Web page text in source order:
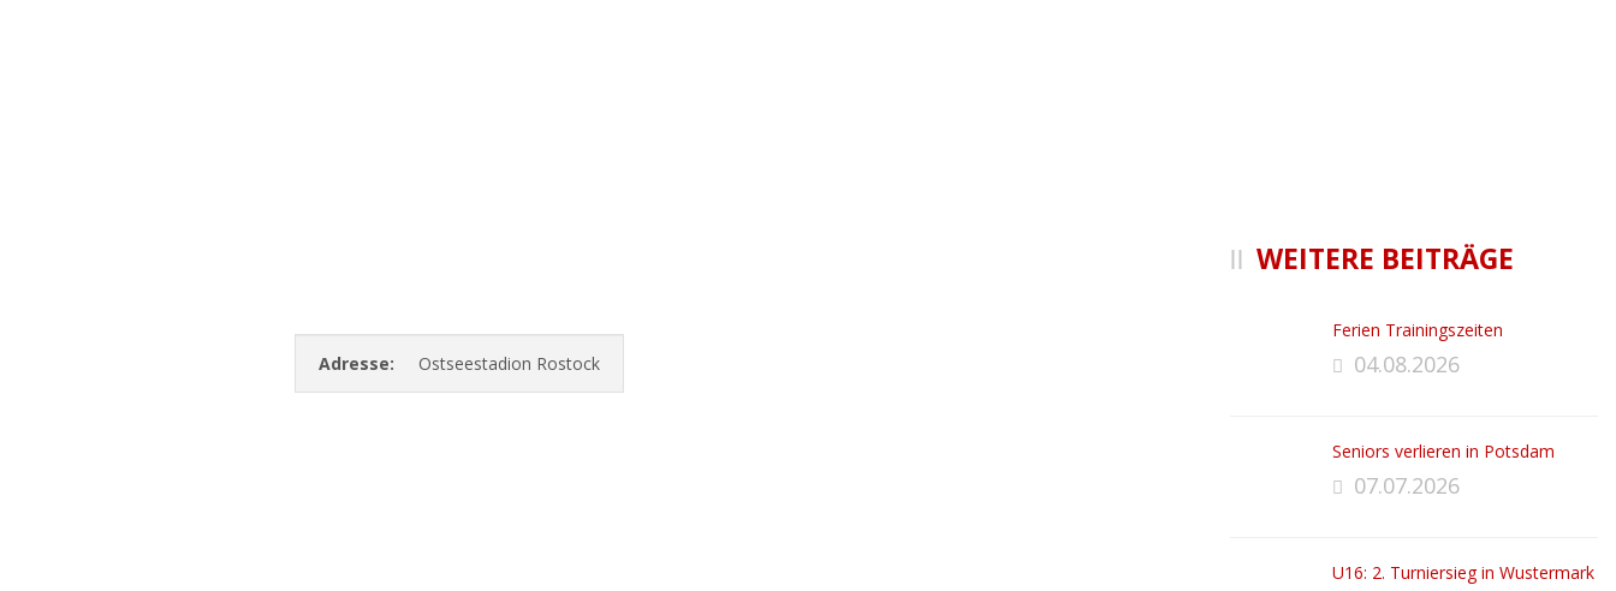
Adresse: Ostseestadion Rostock
WEITERE BEITRÄGE
Ferien Trainingszeiten
04.08.2026
Seniors verlieren in Potsdam
07.07.2026
U16: 2. Turniersieg in Wustermark